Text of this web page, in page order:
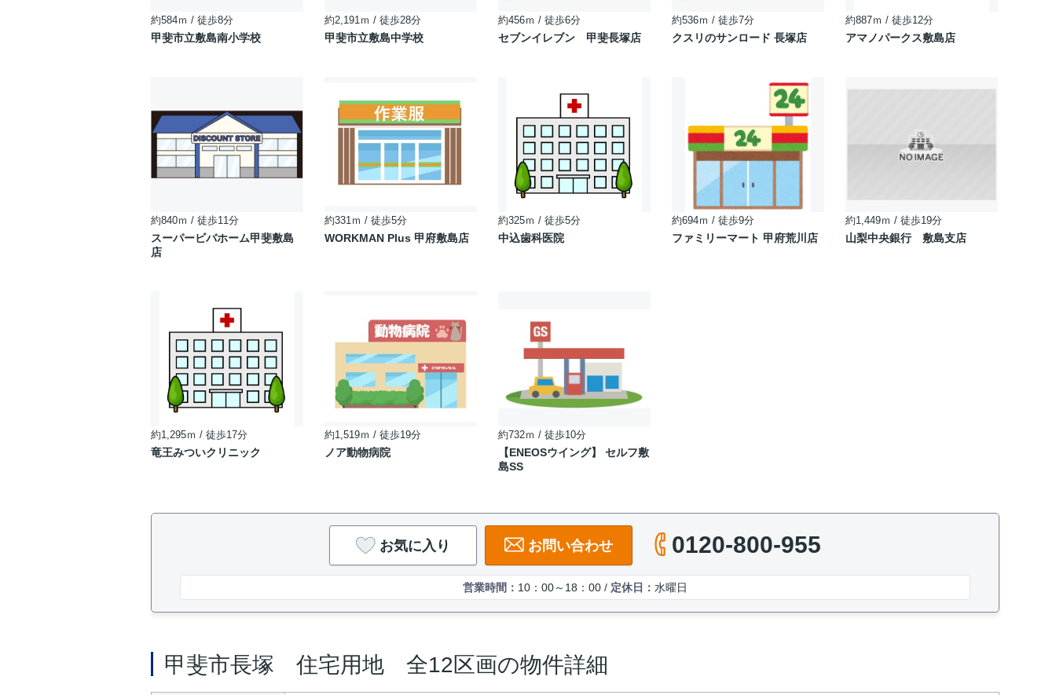
約584ｍ / 徒歩8分
甲斐市立敷島南小学校
約2,191ｍ / 徒歩28分
甲斐市立敷島中学校
約456ｍ / 徒歩6分
セブンイレブン 甲斐長塚店
約536ｍ / 徒歩7分
クスリのサンロード 長塚店
約887ｍ / 徒歩12分
アマノパークス敷島店
約840ｍ / 徒歩11分
スーパービバホーム甲斐敷島
店
約331ｍ / 徒歩5分
WORKMAN Plus 甲府敷島店
約325ｍ / 徒歩5分
中込歯科医院
約694ｍ / 徒歩9分
ファミリーマート 甲府荒川店
約1,449ｍ / 徒歩19分
山梨中央銀行 敷島支店
約1,295ｍ / 徒歩17分
竜王みついクリニック
約1,519ｍ / 徒歩19分
ノア動物病院
約732ｍ / 徒歩10分
【ENEOSウイング】 セルフ敷
島SS
お気に入り お問い合わせ 0120-800-955
営業時間： 10：00～18：00 / 定休日： 水曜日
甲斐市長塚 住宅用地 全12区画の物件詳細